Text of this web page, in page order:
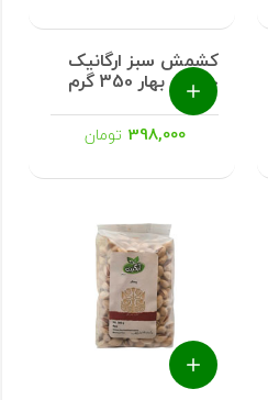
کشمش سبز ارگانیک
چشمه بهار 350 گرم
398,000 تومان